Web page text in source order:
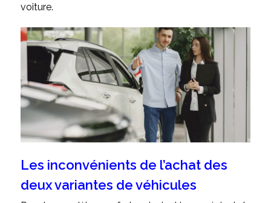
voiture.
Les inconvénients de l’achat des
deux variantes de véhicules